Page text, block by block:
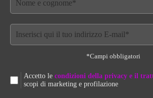
*Campi obbligatori
Accetto le condizioni della privacy e il
scopi di marketing e profilazione